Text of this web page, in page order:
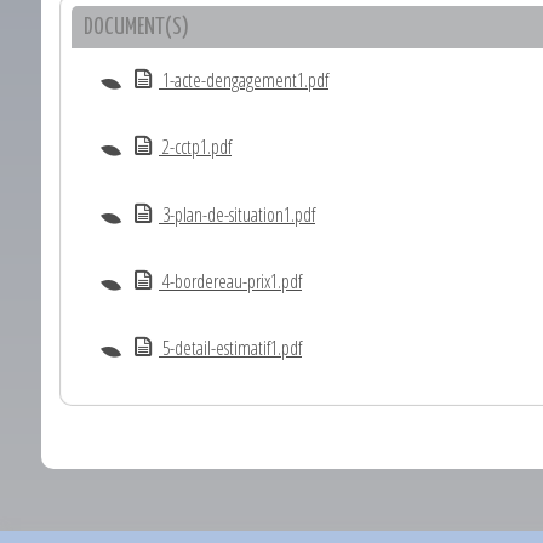
DOCUMENT(S)
1-acte-dengagement1.pdf
2-cctp1.pdf
3-plan-de-situation1.pdf
4-bordereau-prix1.pdf
5-detail-estimatif1.pdf